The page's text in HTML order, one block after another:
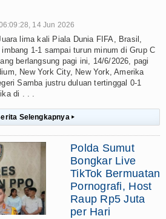
14 Jun 2026
lima kali Piala Dunia FIFA, Brasil,
1-1 sampai turun minum di Grup C
berlangsung pagi ini, 14/6/2026, pagi
New York City, New York, Amerika
Samba justru duluan tertinggal 0-1
di . . .
Selengkapnya ▸
Polda Sumut
Bongkar Live
TikTok Bermuatan
Pornografi, Host
Raup Rp5 Juta
per Hari